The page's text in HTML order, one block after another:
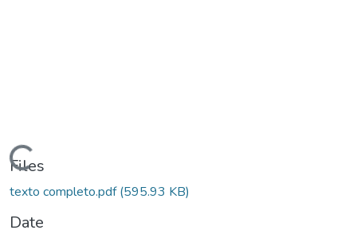
Files
texto completo.pdf(595.93 KB)
Date